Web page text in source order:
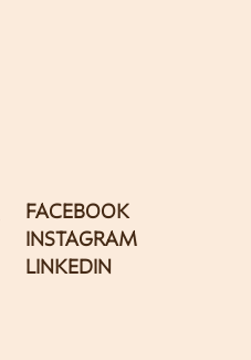
FACEBOOK
INSTAGRAM
LINKEDIN